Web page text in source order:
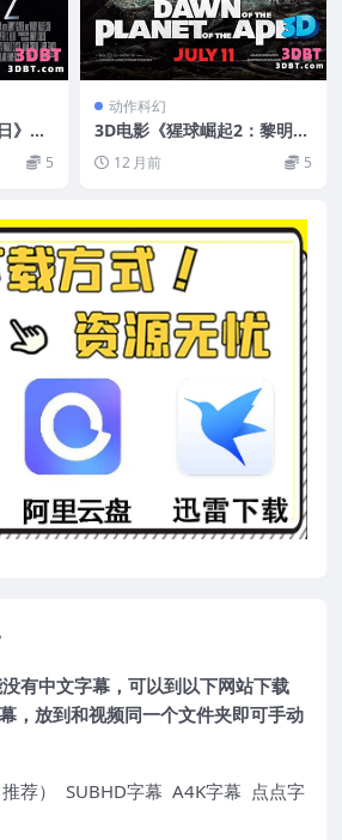
》左
5
动作科幻
3D电影《猩球崛起2：黎明之
战》3D版左右格式 高清网盘
下载12 月前 5
有中文字幕，可以到以下网站下载
幕，放到和视频同一个文件夹即可手动
荐） SUBHD字幕 A4K字幕 点点字